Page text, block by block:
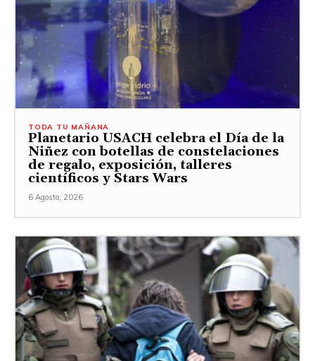
TODA TU MAÑANA
Planetario USACH celebra el Día de la
Niñez con botellas de constelaciones
de regalo, exposición, talleres
científicos y Stars Wars
6 Agosto, 2026